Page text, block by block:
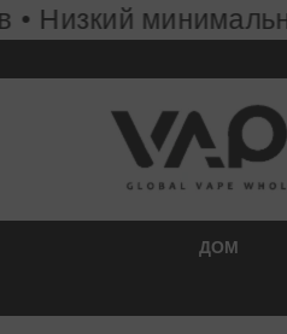
ПЕРЕЙТИ К СОДЕРЖИМОМУ объем
ДОМ